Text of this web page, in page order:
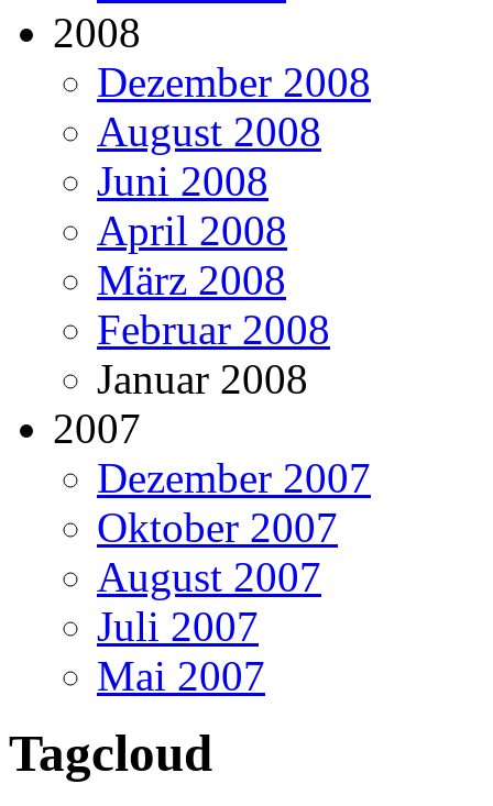
2008
Dezember 2008
August 2008
Juni 2008
April 2008
März 2008
Februar 2008
Januar 2008
2007
Dezember 2007
Oktober 2007
August 2007
Juli 2007
Mai 2007
Tagcloud